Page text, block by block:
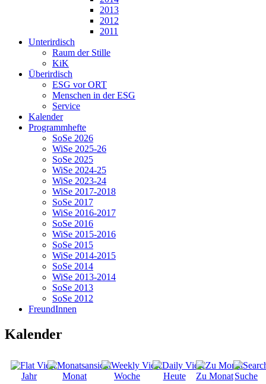
2013
2012
2011
Unterirdisch
Raum der Stille
KiK
Überirdisch
ESG vor ORT
Menschen in der ESG
Service
Kalender
Programmhefte
SoSe 2026
WiSe 2025-26
SoSe 2025
WiSe 2024-25
WiSe 2023-24
WiSe 2017-2018
SoSe 2017
WiSe 2016-2017
SoSe 2016
WiSe 2015-2016
SoSe 2015
WiSe 2014-2015
SoSe 2014
WiSe 2013-2014
SoSe 2013
SoSe 2012
FreundInnen
Kalender
Jahr Monat Woche Heute Zu MonatSuche